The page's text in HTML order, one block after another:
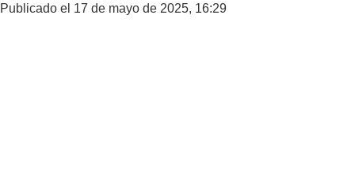
Publicado el 17 de mayo de 2025, 16:29